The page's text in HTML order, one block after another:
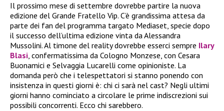
Il prossimo mese di settembre dovrebbe partire la nuova
edizione del Grande Fratello Vip. C’è grandissima attesa da
parte dei fan del programma targato Mediaset, specie dopo
il successo dell’ultima edizione vinta da Alessandra
Mussolini. Al timone del reality dovrebbe esserci sempre Ilary
Blasi, confermatissima da Cologno Monzese, con Cesara
Buonamici e Selvaggia Lucarelli come opinioniste. La
domanda però che i telespettatori si stanno ponendo con
insistenza in questi giorni è: chi ci sarà nel cast? Negli ultimi
giorni hanno cominciato a circolare le prime indiscrezioni sui
possibili concorrenti. Ecco chi sarebbero.